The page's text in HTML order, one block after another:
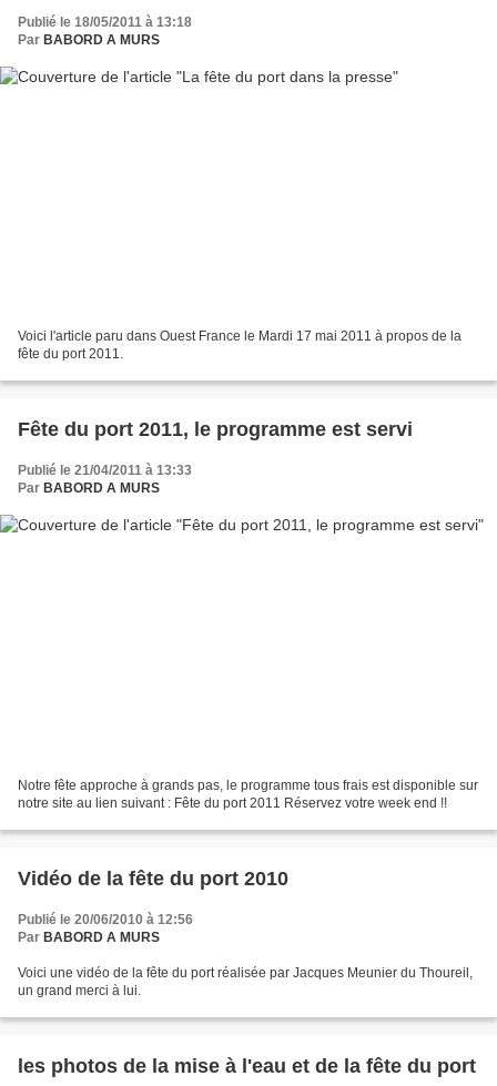
Publié le 18/05/2011 à 13:18
Par BABORD A MURS
Voici l'article paru dans Ouest France le Mardi 17 mai 2011 à propos de la
fête du port 2011.
Fête du port 2011, le programme est servi
Publié le 21/04/2011 à 13:33
Par BABORD A MURS
Notre fête approche à grands pas, le programme tous frais est disponible sur
notre site au lien suivant : Fête du port 2011 Réservez votre week end !!
Vidéo de la fête du port 2010
Publié le 20/06/2010 à 12:56
Par BABORD A MURS
Voici une vidéo de la fête du port réalisée par Jacques Meunier du Thoureil,
un grand merci à lui.
les photos de la mise à l'eau et de la fête du port